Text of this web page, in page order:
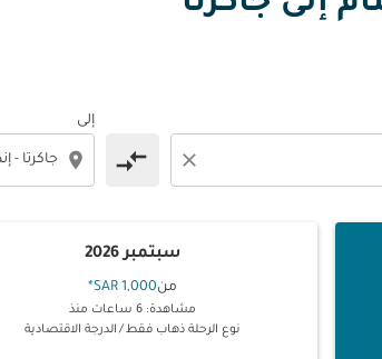
close
compare_arrows
إلى
location_on
سبتمبر 2026
من1,000 SAR
*
مشاهدة: 6 ساعات منذ
نوع الرحلة ذهاب فقط/ الدرجة الاقتصادية